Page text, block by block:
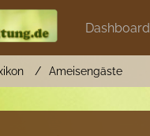
Dashboard
Ameisengäste